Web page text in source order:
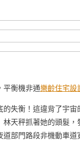
平衡機非通樂齡住宅設
的失衡！這違背了宇宙
林天秤抓著她的頭髮，
道部門路段非機動車道